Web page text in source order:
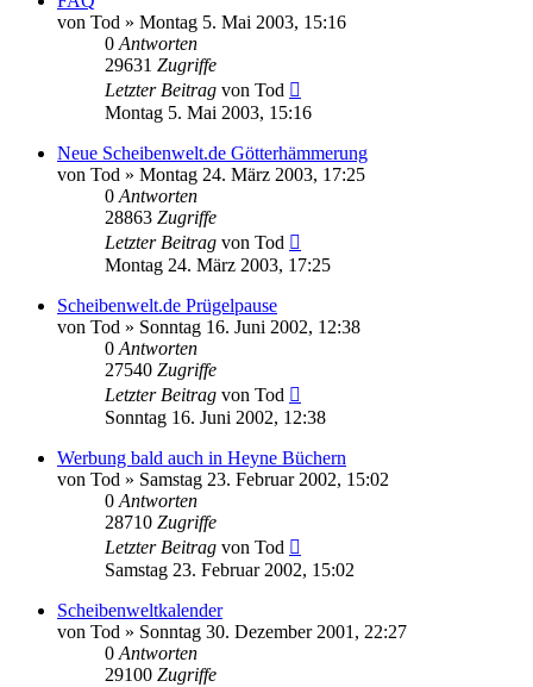
von Tod » Montag 5. Mai 2003, 15:16
0 Antworten
29631 Zugriffe
Letzter Beitrag von Tod
Montag 5. Mai 2003, 15:16
Neue Scheibenwelt.de Götterhämmerung
von Tod » Montag 24. März 2003, 17:25
0 Antworten
28863 Zugriffe
Letzter Beitrag von Tod
Montag 24. März 2003, 17:25
Scheibenwelt.de Prügelpause
von Tod » Sonntag 16. Juni 2002, 12:38
0 Antworten
27540 Zugriffe
Letzter Beitrag von Tod
Sonntag 16. Juni 2002, 12:38
Werbung bald auch in Heyne Büchern
von Tod » Samstag 23. Februar 2002, 15:02
0 Antworten
28710 Zugriffe
Letzter Beitrag von Tod
Samstag 23. Februar 2002, 15:02
Scheibenweltkalender
von Tod » Sonntag 30. Dezember 2001, 22:27
0 Antworten
29100 Zugriffe